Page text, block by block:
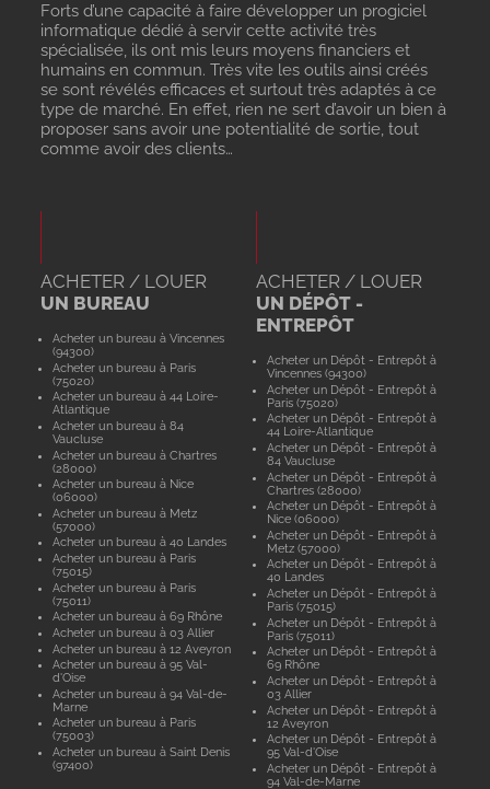
Forts d’une capacité à faire développer un progiciel
informatique dédié à servir cette activité très
spécialisée, ils ont mis leurs moyens financiers et
humains en commun. Très vite les outils ainsi créés
se sont révélés efficaces et surtout très adaptés à ce
type de marché. En effet, rien ne sert d’avoir un bien à
proposer sans avoir une potentialité de sortie, tout
comme avoir des clients…
ACHETER / LOUER
UN BUREAU
Acheter un bureau à Vincennes
(94300)
Acheter un bureau à Paris
(75020)
Acheter un bureau à 44 Loire-
Atlantique
Acheter un bureau à 84
Vaucluse
Acheter un bureau à Chartres
(28000)
Acheter un bureau à Nice
(06000)
Acheter un bureau à Metz
(57000)
Acheter un bureau à 40 Landes
Acheter un bureau à Paris
(75015)
Acheter un bureau à Paris
(75011)
Acheter un bureau à 69 Rhône
Acheter un bureau à 03 Allier
Acheter un bureau à 12 Aveyron
Acheter un bureau à 95 Val-
d'Oise
Acheter un bureau à 94 Val-de-
Marne
Acheter un bureau à Paris
(75003)
Acheter un bureau à Saint Denis
(97400)
ACHETER / LOUER
UN DÉPÔT -
ENTREPÔT
Acheter un Dépôt - Entrepôt à
Vincennes (94300)
Acheter un Dépôt - Entrepôt à
Paris (75020)
Acheter un Dépôt - Entrepôt à
44 Loire-Atlantique
Acheter un Dépôt - Entrepôt à
84 Vaucluse
Acheter un Dépôt - Entrepôt à
Chartres (28000)
Acheter un Dépôt - Entrepôt à
Nice (06000)
Acheter un Dépôt - Entrepôt à
Metz (57000)
Acheter un Dépôt - Entrepôt à
40 Landes
Acheter un Dépôt - Entrepôt à
Paris (75015)
Acheter un Dépôt - Entrepôt à
Paris (75011)
Acheter un Dépôt - Entrepôt à
69 Rhône
Acheter un Dépôt - Entrepôt à
03 Allier
Acheter un Dépôt - Entrepôt à
12 Aveyron
Acheter un Dépôt - Entrepôt à
95 Val-d'Oise
Acheter un Dépôt - Entrepôt à
94 Val-de-Marne